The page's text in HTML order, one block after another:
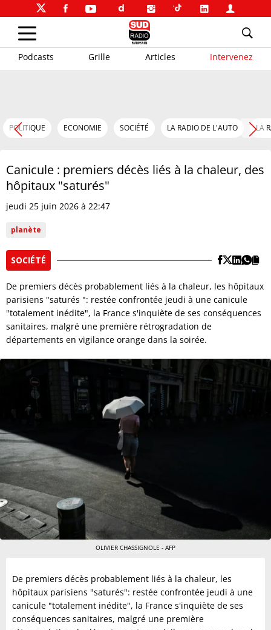
Podcasts Grille Articles Intervenez
POLITIQUE ECONOMIE SOCIÉTÉ LA RADIO DE L'AUTO LA
Canicule : premiers décès liés à la chaleur, des
hôpitaux "saturés"
jeudi 25 juin 2026 à 22:47
planète
SOCIÉTÉ
De premiers décès probablement liés à la chaleur, les hôpitaux
parisiens "saturés ": restée confrontée jeudi à une canicule
"totalement inédite", la France s'inquiète de ses conséquences
sanitaires, malgré une première rétrogradation de
départements en vigilance orange dans la soirée.
OLIVIER CHASSIGNOLE - AFP
De premiers décès probablement liés à la chaleur, les
hôpitaux parisiens "saturés": restée confrontée jeudi à une
canicule "totalement inédite", la France s'inquiète de ses
conséquences sanitaires, malgré une première